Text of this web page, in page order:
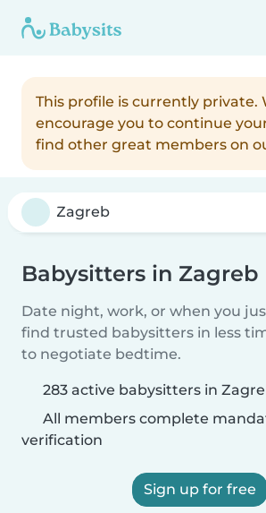
This profile is currently private.
encourage you to continue
find other great members on
Babysitters in Zagreb
Date night, work, or when you
find trusted babysitters in less
to negotiate bedtime.
283 active babysitters in
All members complete
verification
Sign up for free